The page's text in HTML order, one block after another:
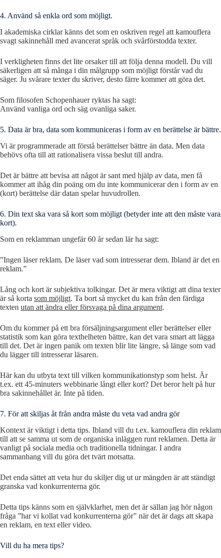
4. Använd så enkla ord som möjligt.
I akademiska cirklar känns det som en oskriven regel att kamouflera
svagt sakinnehåll med avancerat språk och svårförstodda texter.
I verkligheten finns det lite orsaker till att följa denna modell. Du vill
säkerligen att så många i din målgrupp som möjligt förstår vad du
säger. Ju svårare texter du skriver, desto färre kommer att göra det.
Som filosofen Schopenhauer ryktas ha sagt:
Använd vanliga ord och säg ovanliga saker.
5. Data är bra, data som kommuniceras i form av en berättelse är bättre.
Vi är programmerade att förstå berättelser bättre än data. Men data
behövs ofta till att rationalisera vissa beslut till andra.
Det är bättre att bevisa att något är sant med hjälp av data, men få
kommer att ihåg din poäng om du inte kommunicerar den i form av en
(kort) berättelse där datan spelar huvudrollen.
6. Din text ska vara så kort som möjligt (betyder inte att den måste vara
kort).
Som en reklamman ungefär 60 år sedan lär ha sagt:
”Ingen läser reklam. De läser vad som intresserar dem. Ibland är det en
reklam.”
Lång och kort är subjektiva tolkingar. Det är mera viktigt att dina texter
är så korta som möjligt. Ta bort så mycket du kan från den färdiga
texten utan att ändra eller försvaga på dina argument.
Om du kommer på ett bra försäljningsargument eller berättelser eller
statistik som kan göra texthelheten bättre, kan det vara smart att lägga
till det. Det är ingen panik om texten blir lite längre, så länge som vad
du lägger till intresserar läsaren.
Här kan du utbyta text till vilken kommunikationstyp som helst. Är
t.ex. ett 45-minuters webbinarie långt eller kort? Det beror helt på hur
bra sakinnehållet är. Inte på tiden.
7. För att skiljas åt från andra måste du veta vad andra gör
Kontext är viktigt i detta tips. Ibland vill du t.ex. kamouflera din reklam
till att se samma ut som de organiska inläggen runt reklamen. Detta är
vanligt på sociala media och traditionella tidningar. I andra
sammanhang vill du göra det tvärt motsatta.
Det enda sättet att veta hur du skiljer dig ut ur mängden är att ständigt
granska vad konkurrenterna gör.
Detta tips känns som en självklarhet, men det är sällan jag hör någon
fråga ”har vi kollat vad konkurrenterna gör” när det är dags att skapa
en reklam, en text eller video.
Vill du ha mera tips?